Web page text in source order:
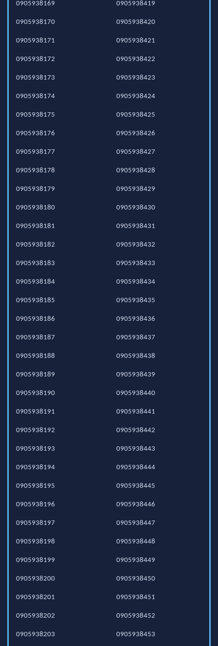
0905938169
0905938170
0905938171
0905938172
0905938173
0905938174
0905938175
0905938176
0905938177
0905938178
0905938179
0905938180
0905938181
0905938182
0905938183
0905938184
0905938185
0905938186
0905938187
0905938188
0905938189
0905938190
0905938191
0905938192
0905938193
0905938194
0905938195
0905938196
0905938197
0905938198
0905938199
0905938200
0905938201
0905938202
0905938203
0905938419
0905938420
0905938421
0905938422
0905938423
0905938424
0905938425
0905938426
0905938427
0905938428
0905938429
0905938430
0905938431
0905938432
0905938433
0905938434
0905938435
0905938436
0905938437
0905938438
0905938439
0905938440
0905938441
0905938442
0905938443
0905938444
0905938445
0905938446
0905938447
0905938448
0905938449
0905938450
0905938451
0905938452
0905938453